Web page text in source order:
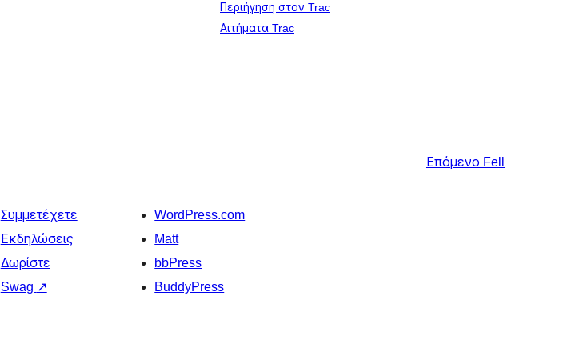
Περιήγηση στον Trac
Αιτήματα Trac
Επόμενο Fell
Συμμετέχετε
Εκδηλώσεις
Δωρίστε
Swag ↗
WordPress.com
Matt
bbPress
BuddyPress